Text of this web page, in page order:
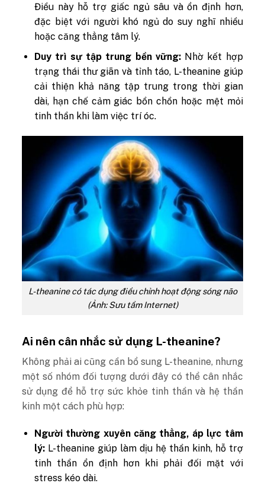
Điều này hỗ trợ giấc ngủ sâu và ổn định hơn,
đặc biệt với người khó ngủ do suy nghĩ nhiều
hoặc căng thẳng tâm lý.
Duy trì sự tập trung bền vững:Nhờ kết hợp
trạng thái thư giãn và tỉnh táo, L-theanine giúp
cải thiện khả năng tập trung trong thời gian
dài, hạn chế cảm giác bồn chồn hoặc mệt mỏi
tinh thần khi làm việc trí óc.
L-theanine có tác dụng điều chỉnh hoạt động sóng não
(Ảnh: Sưu tầm Internet)
Ai nên cân nhắc sử dụng L-theanine?
Không phải ai cũng cần bổ sung L-theanine, nhưng
một số nhóm đối tượng dưới đây có thể cân nhắc
sử dụng để hỗ trợ sức khỏe tinh thần và hệ thần
kinh một cách phù hợp:
Người thường xuyên căng thẳng, áp lực tâm
lý: L-theanine giúp làm dịu hệ thần kinh, hỗ trợ
tinh thần ổn định hơn khi phải đối mặt với
stress kéo dài.